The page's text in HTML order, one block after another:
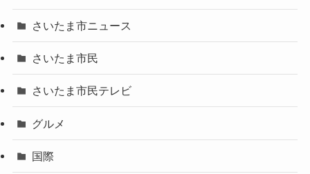
さいたま市ニュース
さいたま市民
さいたま市民テレビ
グルメ
国際